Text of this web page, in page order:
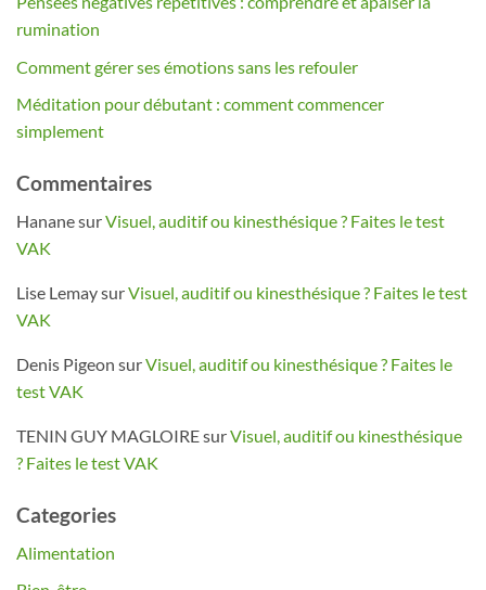
rumination
Comment gérer ses émotions sans les refouler
Méditation pour débutant : comment commencer
simplement
Commentaires
HananesurVisuel, auditif ou kinesthésique ? Faites le test
VAK
Lise LemaysurVisuel, auditif ou kinesthésique ? Faites le test
VAK
Denis Pigeon surVisuel, auditif ou kinesthésique ? Faites le
test VAK
TENIN GUY MAGLOIREsurVisuel, auditif ou kinesthésique
? Faites le test VAK
Categories
Alimentation